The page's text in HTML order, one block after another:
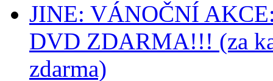
JINE: VÁNOČNÍ
DVD ZDARMA!!! (za
zdarma)